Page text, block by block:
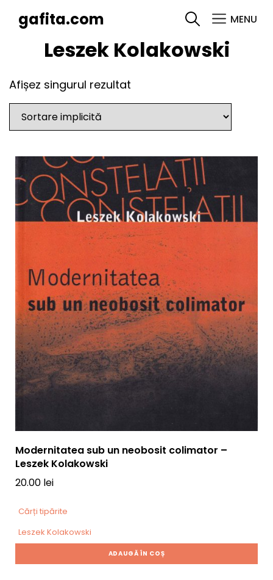
gafita.com MENU
Leszek Kolakowski
Afișez singurul rezultat
Modernitatea sub un neobosit colimator –
Leszek Kolakowski
20.00 lei
Cărți tipărite
Leszek Kolakowski
ADAUGĂ ÎN COȘ